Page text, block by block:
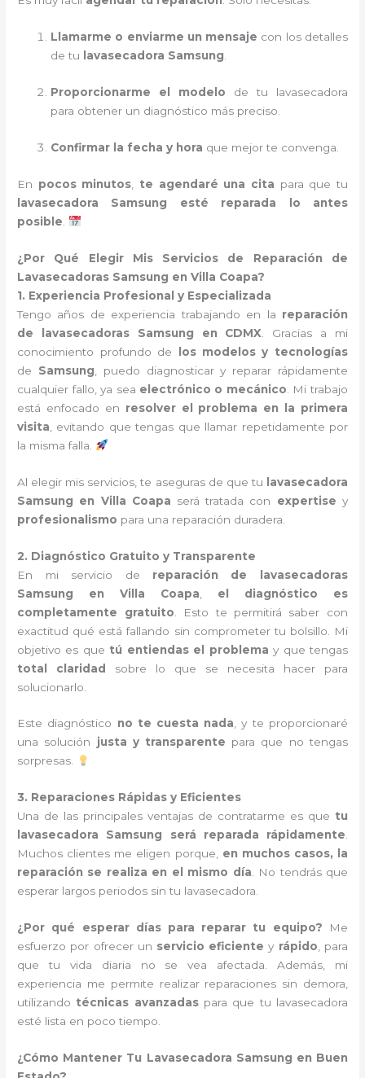
Llamarme o enviarme un mensaje con los detalles
de tu
lavasecadora Samsung.
Proporcionarme el modelo de tu lavasecadora
para obtener un diagnóstico más preciso.
Confirmar la fecha y hora que mejor te convenga.
En pocos minutos te agendaré una cita para que tu
lavasecadora Samsung esté reparada lo antes
posible
¿Por Qué Elegir Mis Servicios de Reparación de
Lavasecadoras Samsung en Villa Coapa?
1. Experiencia Profesional y Especializada
Tengo años de experiencia trabajando en la reparación
de lavasecadoras Samsung en CDMX . Gracias a mi
conocimiento profundo de
los modelos y tecnologías
de Samsung , puedo diagnosticar y reparar rápidamente
cualquier fallo, ya sea electrónico o mecánico . Mi trabajo
está enfocado en resolver el problema en la primera
visita , evitando que tengas que llamar repetidamente por
la misma falla.
Al elegir mis servicios, te aseguras de que tu
lavasecadora
Samsung en Villa Coapa será tratada con expertise y
profesionalismo para una reparación duradera.
2. Diagnóstico Gratuito y Transparente
En mi servicio de reparación de lavasecadoras
Samsung en Villa Coapa
el diagnóstico es
completamente gratuito . Esto te permitirá saber con
exactitud qué está fallando sin comprometer tu bolsillo. Mi
objetivo es que tú entiendas el problema y que tengas
total claridad sobre lo que se necesita hacer para
solucionarlo.
Este diagnóstico no te cuesta nada, y te proporcionaré
una solución justa y transparente para que no tengas
sorpresas.
3. Reparaciones Rápidas y Eficientes
Una de las principales ventajas de contratarme es que tu
lavasecadora Samsung será reparada rápidamente.
Muchos clientes me eligen porque, en muchos casos, la
reparación se realiza en el mismo día. No tendrás que
esperar largos periodos sin tu lavasecadora.
¿Por qué esperar días para reparar tu equipo? Me
esfuerzo por ofrecer un servicio eficiente y rápido , para
que tu vida diaria no se vea afectada. Además, mi
experiencia me permite realizar reparaciones sin demora,
utilizando técnicas avanzadaspara que tu lavasecadora
esté lista en poco tiempo.
¿Cómo Mantener Tu Lavasecadora Samsung en Buen